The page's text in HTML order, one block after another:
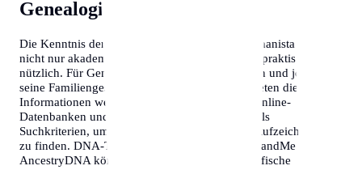
Genealogie
Die Kenntnis der häufigsten Nachnamen in Afghanistan ist
nicht nur akademisch interessant, sondern auch praktisch
nützlich. Für Genealogen, Historiker, Soziologen und jeden, der
seine Familiengeschichte erforschen möchte, bieten diese
Informationen wertvolle Anhaltspunkte. Viele Online-
Datenbanken und Archive nutzen Nachnamen als
Suchkriterien, um historische Dokumente und Aufzeichnungen
zu finden. DNA-Tests von Unternehmen wie 23andMe oder
AncestryDNA können zusätzlich helfen, geografische